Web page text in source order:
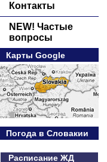
Контакты
NEW! Частые
вопросы
Карты Google
Погода в Словакии
Расписание ЖД